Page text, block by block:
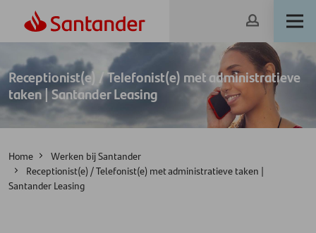
Receptionist(e) / Telefonist(e) met administratieve
taken | Santander Leasing
Home
Werken bij Santander
Receptionist(e) / Telefonist(e) met administratieve taken |
Santander Leasing